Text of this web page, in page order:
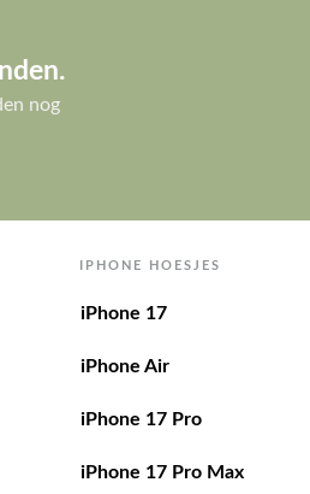
nog
IPHONE HOESJES
iPhone 17
iPhone Air
iPhone 17 Pro
iPhone 17 Pro Max